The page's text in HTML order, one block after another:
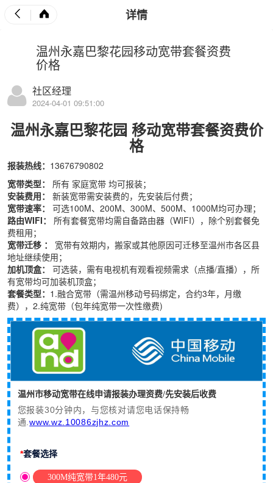
详情
温州永嘉巴黎花园移动宽带套餐资费
价格
社区经理
2024-04-01 09:51:00
温州永嘉巴黎花园 移动宽带套餐资费价
格
报装热线： 13676790802
宽带类型： 所有 家庭宽带 均可报装；
安装费用：
新装宽带需安装费的，先安装后付费；
宽带速率：
可选100M、200M、300M、500M、1000M均可办理；
路由WIFI：
所有套餐宽带均需自备路由器（WIFI），除个别套餐免
费租用；
宽带迁移 ：
宽带有效期内，搬家或其他原因可迁移至温州市各区县
地址继续使用；
加机顶盒：
可选装，需有电视机有观看视频需求（点播/直播），所
有宽带均可加装机顶盒；
套餐类型： 1.融合宽带（需温州移动号码绑定，合约3年，月缴
费），2.纯宽带（包年纯宽带一次性缴费)